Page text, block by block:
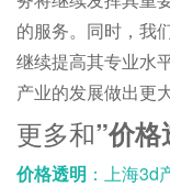
的服务。同时，我
继续提高其专业水
产业的发展做出更
更多和”价格
价格透明 ：上海